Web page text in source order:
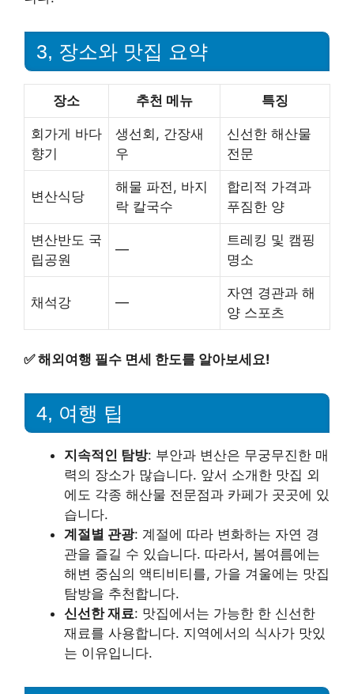
3, 장소와 맛집 요약
장소 추천 메뉴 특징
회가게 바다
향기
생선회, 간장새
우
신선한 해산물
전문
변산식당
해물 파전, 바지
락 칼국수
합리적 가격과
푸짐한 양
변산반도 국
립공원
—
트레킹 및 캠핑
명소
채석강 —
자연 경관과 해
양 스포츠
✅해외여행 필수 면세 한도를 알아보세요!
4, 여행 팁
지속적인 탐방: 부안과 변산은 무궁무진한 매
력의 장소가 많습니다. 앞서 소개한 맛집 외
에도 각종 해산물 전문점과 카페가 곳곳에 있
습니다.
계절별 관광: 계절에 따라 변화하는 자연 경
관을 즐길 수 있습니다. 따라서, 봄여름에는
해변 중심의 액티비티를, 가을 겨울에는 맛집
탐방을 추천합니다.
신선한 재료: 맛집에서는 가능한 한 신선한
재료를 사용합니다. 지역에서의 식사가 맛있
는 이유입니다.